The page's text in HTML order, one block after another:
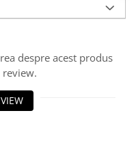
despre acest produs